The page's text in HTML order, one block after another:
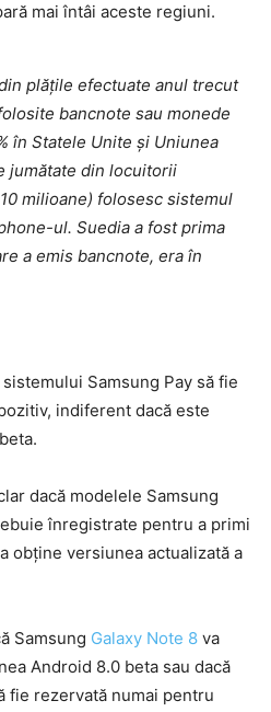
mai întâi aceste regiuni.
plățile efectuate anul trecut
bancnote sau monede
în Statele Unite și Uniunea
jumătate din locuitorii
milioane) folosesc sistemul
ul. Suedia a fost prima
a emis bancnote, era în
Samsung Pay să fie
indiferent dacă este
dacă modelele Samsung
înregistrate pentru a primi
obține versiunea actualizată a
Samsung Galaxy Note 8 va
Android 8.0 beta sau dacă
fie rezervată numai pentru